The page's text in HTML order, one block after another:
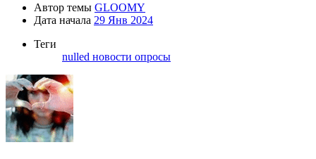
Автор темы GLOOMY
Дата начала 29 Янв 2024
Теги
nulled новости опросы